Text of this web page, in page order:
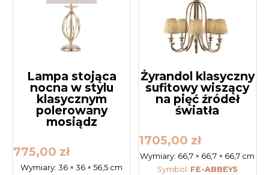
Lampa stojąca
nocna w stylu
klasycznym
polerowany
mosiądz
775,00 zł
Wymiary:36 × 36 × 56,5 cm
Żyrandol klasyczny
sufitowy wiszący
na pięć źródeł
światła
1705,00 zł
Wymiary: 66,7 × 66,7 × 66,7 cm
Symbol: FE-ABBEY5